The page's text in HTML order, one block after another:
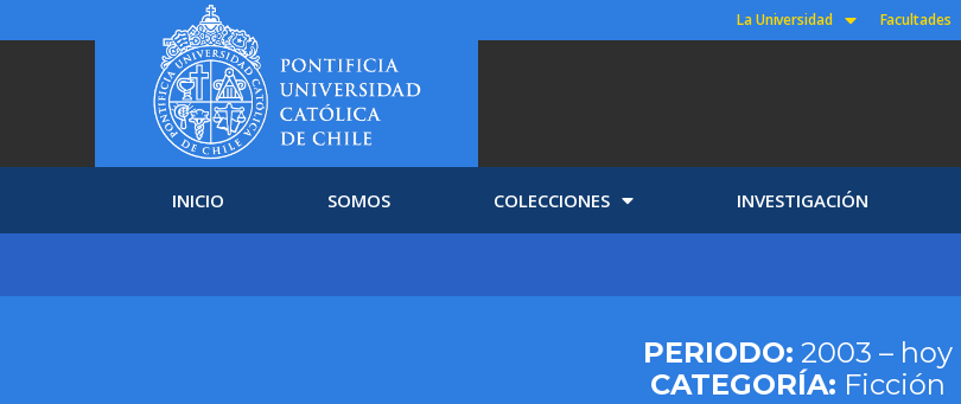
La Universidad Facultades
INICIO SOMOS COLECCIONES INVESTIGACIÓN
PERIODO: 2003 – hoy
CATEGORÍA: Ficción